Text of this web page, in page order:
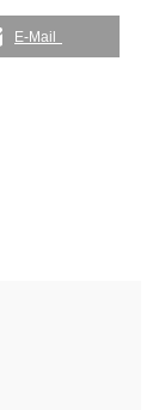
E-Mail